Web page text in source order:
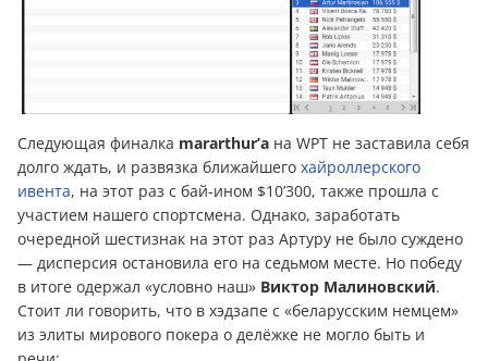
Следующая финалка mararthur’a на WPT не заставила себя
долго ждать, и развязка ближайшего хайроллерского
ивента, на этот раз с бай-ином $10’300, также прошла с
участием нашего спортсмена. Однако, заработать
очередной шестизнак на этот раз Артуру не было суждено
— дисперсия остановила его на седьмом месте. Но победу
в итоге одержал «условно наш» Виктор Малиновский.
Стоит ли говорить, что в хэдзапе с «беларусским немцем»
из элиты мирового покера о делёжке не могло быть и